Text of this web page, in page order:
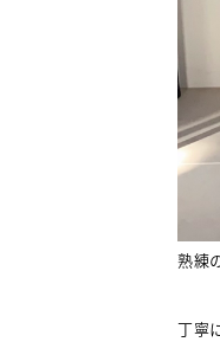
熟練
丁寧